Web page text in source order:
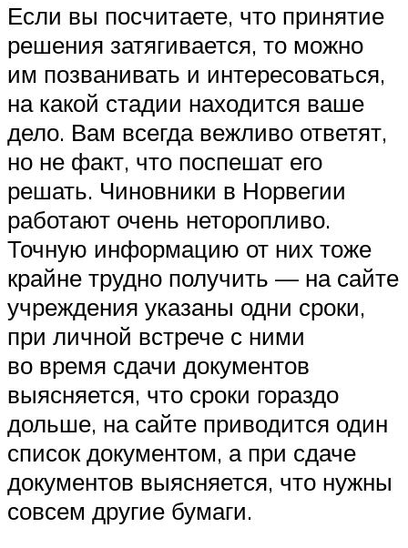
Если вы посчитаете, что принятие
решения затягивается, то можно
им позванивать и интересоваться,
на какой стадии находится ваше
дело. Вам всегда вежливо ответят,
но не факт, что поспешат его
решать. Чиновники в Норвегии
работают очень неторопливо.
Точную информацию от них тоже
крайне трудно получить — на сайте
учреждения указаны одни сроки,
при личной встрече с ними
во время сдачи документов
выясняется, что сроки гораздо
дольше, на сайте приводится один
список документом, а при сдаче
документов выясняется, что нужны
совсем другие бумаги.